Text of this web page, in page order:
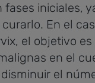
fases iniciales,
En el
el objetivo
en el
el